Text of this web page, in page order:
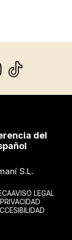
del
S.L.
AVISO LEGAL